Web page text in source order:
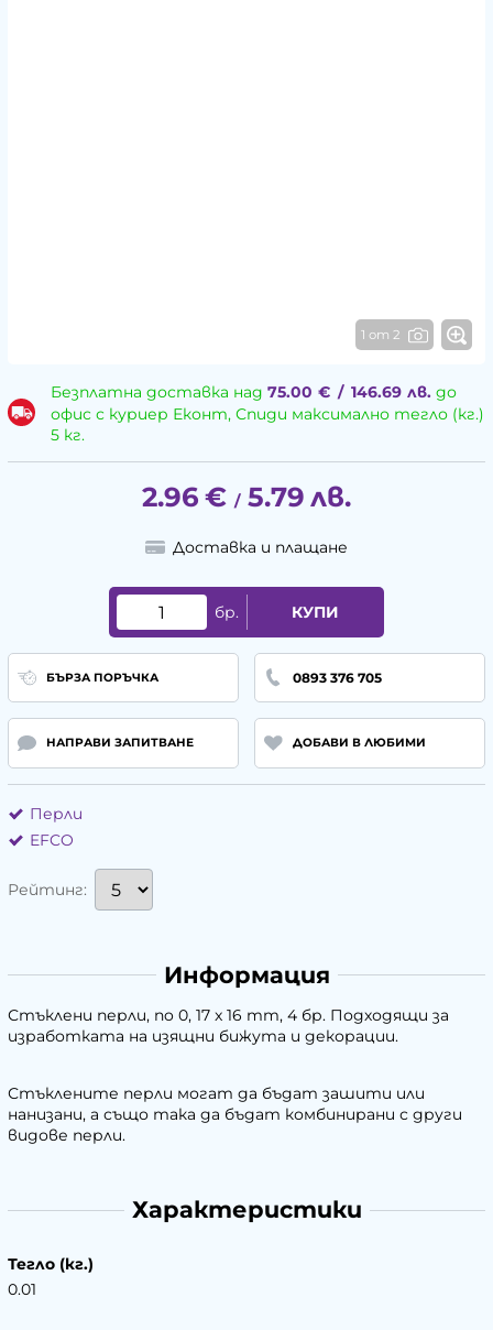
1 от 2
Безплатна доставка над 75.00 € / 146.69 лв.до
офис с куриер Еконт, Спиди максимално тегло (кг.)
5 кг.
2.96 € / 5.79 лв.
Доставка и плащане
бр. КУПИ
БЪРЗА ПОРЪЧКА 0893 376 705
НАПРАВИ ЗАПИТВАНЕ ДОБАВИ В ЛЮБИМИ
Перли
EFCO
Рейтинг:
Информация
Стъклени перли, no 0, 17 x 16 mm, 4 бр. Подходящи за
изработката на изящни бижута и декорации.
Стъклените перли могат да бъдат зашити или
нанизани, а също така да бъдат комбинирани с други
видове перли.
Характеристики
Тегло (кг.)
0.01